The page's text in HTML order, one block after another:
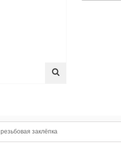
резьбовая заклёпка